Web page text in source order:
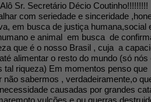
Sr. Secretário Décio Coutinho!!!!!!!!!
com seriedade e sinceridade
em busca de justiça humana,social
e animal em busca de
que é o nosso Brasil , cuja a
alimentar o resto do mundo (só nós
tal riqueza) Em momentos penso
não sabermos , verdadeiramente,o
causadas por grandes
vulcões e ou guerras